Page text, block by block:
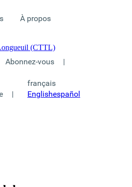
À propos
(CTTL)
Abonnez-vous |
|
français
Englishespañol